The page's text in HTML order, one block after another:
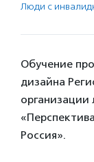
Люди с
Обучение
дизайна
Россия».